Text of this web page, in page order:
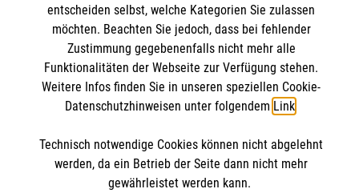
Wir Malteser
Impressum
Datenschutz
Malteser online
Malteserorden
Malteser Jugend
Malteser International
Mediathek
Soziale Netzwerke
entscheiden selbst, welche Kategorien Sie zulassen
möchten. Beachten Sie jedoch, dass bei fehlender
Zustimmung gegebenenfalls nicht mehr alle
Funktionalitäten der Webseite zur Verfügung stehen.
Weitere Infos finden Sie in unseren speziellen Cookie-
Datenschutzhinweisen unter folgendem Link.
Technisch notwendige Cookies können nicht abgelehnt
werden, da ein Betrieb der Seite dann nicht mehr
gewährleistet werden kann.